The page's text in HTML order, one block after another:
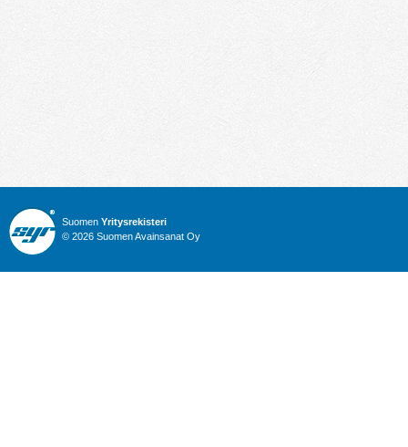
Suomen Yritysrekisteri
© 2026 Suomen Avainsanat Oy